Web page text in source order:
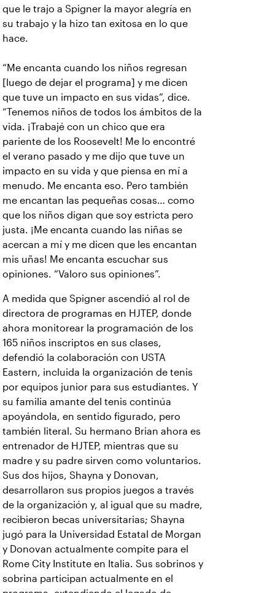
que le trajo a Spigner la mayor alegría en
su trabajo y la hizo tan exitosa en lo que
hace.
“Me encanta cuando los niños regresan
[luego de dejar el programa] y me dicen
que tuve un impacto en sus vidas”, dice.
“Tenemos niños de todos los ámbitos de la
vida. ¡Trabajé con un chico que era
pariente de los Roosevelt! Me lo encontré
el verano pasado y me dijo que tuve un
impacto en su vida y que piensa en mí a
menudo. Me encanta eso. Pero también
me encantan las pequeñas cosas… como
que los niños digan que soy estricta pero
justa. ¡Me encanta cuando las niñas se
acercan a mí y me dicen que les encantan
mis uñas! Me encanta escuchar sus
opiniones. “Valoro sus opiniones”.
A medida que Spigner ascendió al rol de
directora de programas en HJTEP, donde
ahora monitorear la programación de los
165 niños inscriptos en sus clases,
defendió la colaboración con USTA
Eastern, incluida la organización de tenis
por equipos junior para sus estudiantes. Y
su familia amante del tenis continúa
apoyándola, en sentido figurado, pero
también literal. Su hermano Brian ahora es
entrenador de HJTEP, mientras que su
madre y su padre sirven como voluntarios.
Sus dos hijos, Shayna y Donovan,
desarrollaron sus propios juegos a través
de la organización y, al igual que su madre,
recibieron becas universitarias; Shayna
jugó para la Universidad Estatal de Morgan
y Donovan actualmente compite para el
Rome City Institute en Italia. Sus sobrinos y
sobrina participan actualmente en el